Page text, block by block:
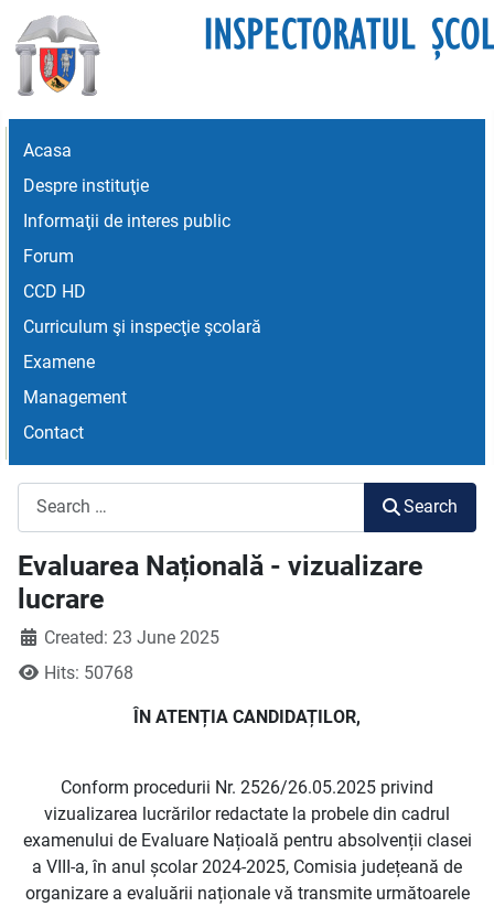
Acasa
Despre instituţie
Informaţii de interes public
Forum
CCD HD
Curriculum şi inspecţie şcolară
Examene
Management
Contact
Search
Evaluarea Națională - vizualizare
lucrare
Created: 23 June 2025
Hits: 50768
ÎN ATENȚIA CANDIDAȚILOR,
Conform procedurii Nr. 2526/26.05.2025 privind
vizualizarea lucrărilor redactate la probele din cadrul
examenului de Evaluare Națioală pentru absolvenții clasei
a VIII-a, în anul școlar 2024-2025, Comisia județeană de
organizare a evaluării naționale vă transmite următoarele